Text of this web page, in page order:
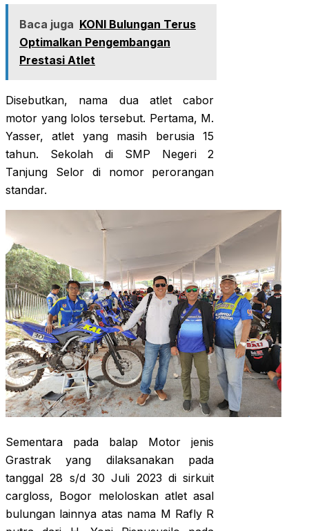
Baca juga KONI Bulungan Terus
Optimalkan Pengembangan
Prestasi Atlet
Disebutkan, nama dua atlet cabor
motor yang lolos tersebut. Pertama, M.
Yasser, atlet yang masih berusia 15
tahun. Sekolah di SMP Negeri 2
Tanjung Selor di nomor perorangan
standar.
Sementara pada balap Motor jenis
Grastrak yang dilaksanakan pada
tanggal 28 s/d 30 Juli 2023 di sirkuit
cargloss, Bogor meloloskan atlet asal
bulungan lainnya atas nama M Rafly R